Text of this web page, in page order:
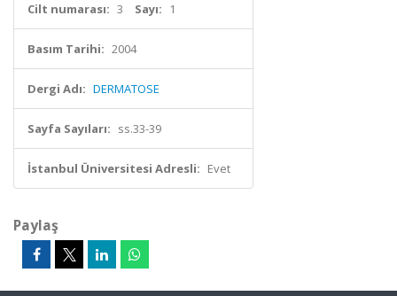
Cilt numarası: 3 Sayı: 1
Basım Tarihi: 2004
Dergi Adı: DERMATOSE
Sayfa Sayıları: ss.33-39
İstanbul Üniversitesi Adresli: Evet
Paylaş